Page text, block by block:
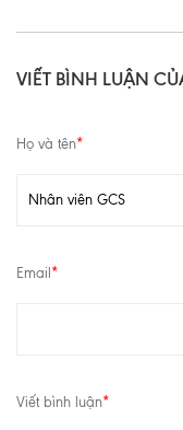
VIẾT BÌNH LUẬN
Họ và tên*
Email *
Viết bình luận*